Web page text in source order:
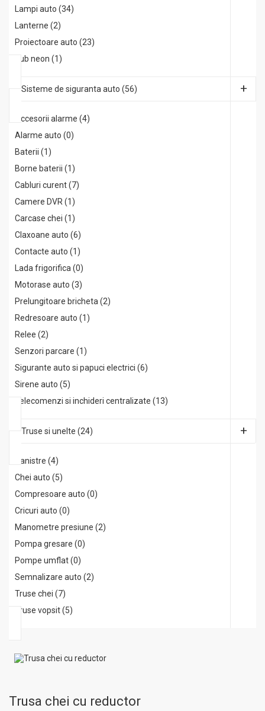
Lampi auto (34)
Lanterne (2)
Proiectoare auto (23)
Tub neon (1)
Sisteme de siguranta auto (56)
Accesorii alarme (4)
Alarme auto (0)
Baterii (1)
Borne baterii (1)
Cabluri curent (7)
Camere DVR (1)
Carcase chei (1)
Claxoane auto (6)
Contacte auto (1)
Lada frigorifica (0)
Motorase auto (3)
Prelungitoare bricheta (2)
Redresoare auto (1)
Relee (2)
Senzori parcare (1)
Sigurante auto si papuci electrici (6)
Sirene auto (5)
Telecomenzi si inchideri centralizate (13)
Truse si unelte (24)
Canistre (4)
Chei auto (5)
Compresoare auto (0)
Cricuri auto (0)
Manometre presiune (2)
Pompa gresare (0)
Pompe umflat (0)
Semnalizare auto (2)
Truse chei (7)
Truse vopsit (5)
Trusa chei cu reductor